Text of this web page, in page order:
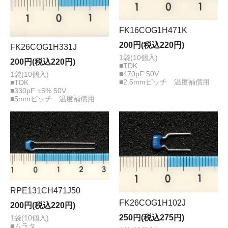
FK26COG1H331J
200円(税込220円)
1袋(10個入)
■TDK
■330pF ±5% 50V
■5mmピッチ 温度補償用
FK16COG1H471K
200円(税込220円)
1袋(10個入)
■TDK
■470pF 50V
■2.5mmピッチ 温度補償用
RPE131CH471J50
200円(税込220円)
1袋(10個入)
■ムラタ
FK26COG1H102J
250円(税込275円)